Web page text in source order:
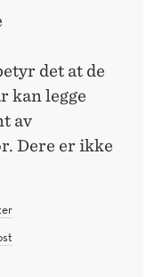
det at de
kan legge
av
Dere er ikke